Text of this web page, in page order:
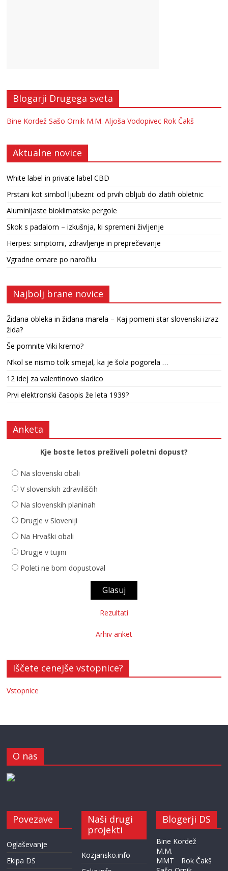
Blogarji Drugega sveta
Bine Kordež Sašo Ornik M.M. Aljoša Vodopivec Rok Čakš
Aktualne novice
White label in private label CBD
Prstani kot simbol ljubezni: od prvih obljub do zlatih obletnic
Aluminijaste bioklimatske pergole
Skok s padalom – izkušnja, ki spremeni življenje
Herpes: simptomi, zdravljenje in preprečevanje
Vgradne omare po naročilu
Najbolj brane novice
Židana obleka in židana marela – Kaj pomeni star slovenski izraz
žida?
Še pomnite Viki kremo?
N’kol se nismo tolk smejal, ka je šola pogorela …
12 idej za valentinovo sladico
Prvi elektronski časopis že leta 1939?
Anketa
Kje boste letos preživeli poletni dopust?
Na slovenski obali
V slovenskih zdraviliščih
Na slovenskih planinah
Drugje v Sloveniji
Na Hrvaški obali
Drugje v tujini
Poleti ne bom dopustoval
Rezultati
Arhiv anket
Iščete cenejše vstopnice?
Vstopnice
O nas
Povezave
Oglaševanje
Ekipa DS
Naši drugi
projekti
Kozjansko.info
Blogerji DS
Bine Kordež
M.M.
MMT
Rok Čakš